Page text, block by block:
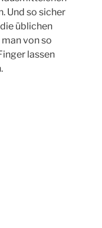
Und so sicher
üblichen
von so
lassen